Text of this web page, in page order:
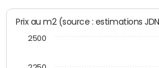
Prix au m2 (source : estimations
2500